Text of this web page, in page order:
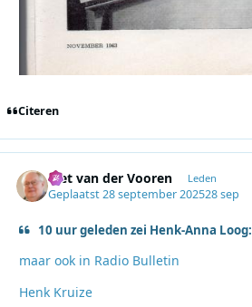
Citeren
Piet van der Vooren Leden
Geplaatst28 september 202528 sep
10 uur geleden zei Henk-Anna Loog:
maar ook in Radio Bulletin
Henk Kruize